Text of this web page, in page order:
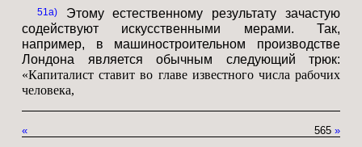
51a Этому естественному результату зачастую
содействуют искусственными мерами. Так,
например, в машиностроительном производстве
Лондона является обычным следующий трюк:
«Капиталист ставит во главе известного числа рабочих
человека,
« »
565